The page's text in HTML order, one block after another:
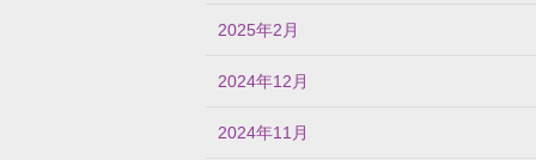
2025年2月
2024年12月
2024年11月